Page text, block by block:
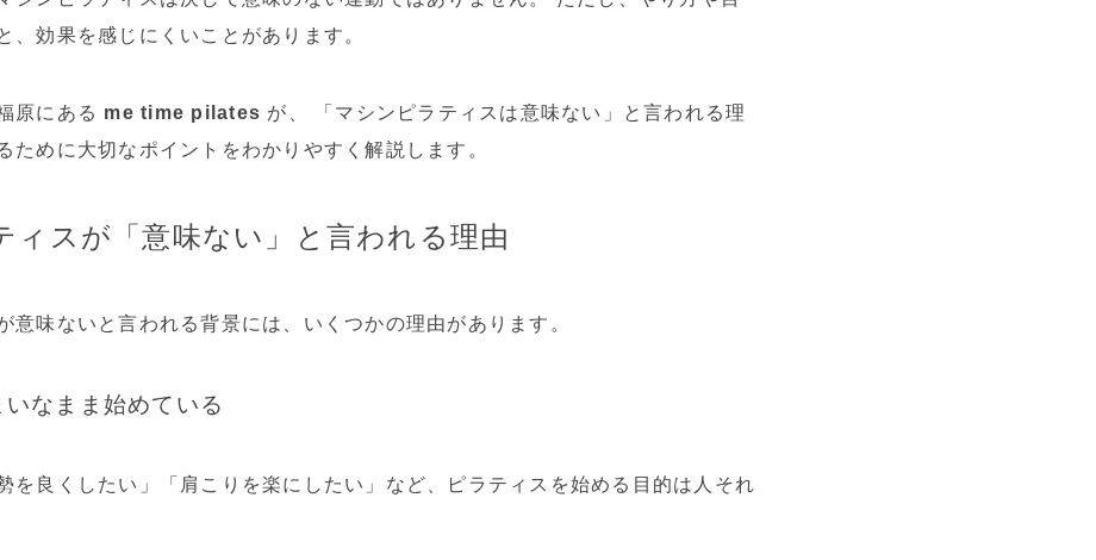
、効果を感じにくいことがあります。
原にある me time pilates が、 「マシンピラティスは意味ない」と言われる理
ために大切なポイントをわかりやすく解説します。
ィスが「意味ない」と言われる理由
意味ないと言われる背景には、いくつかの理由があります。
なまま始めている
を良くしたい」「肩こりを楽にしたい」など、ピラティスを始める目的は人それ